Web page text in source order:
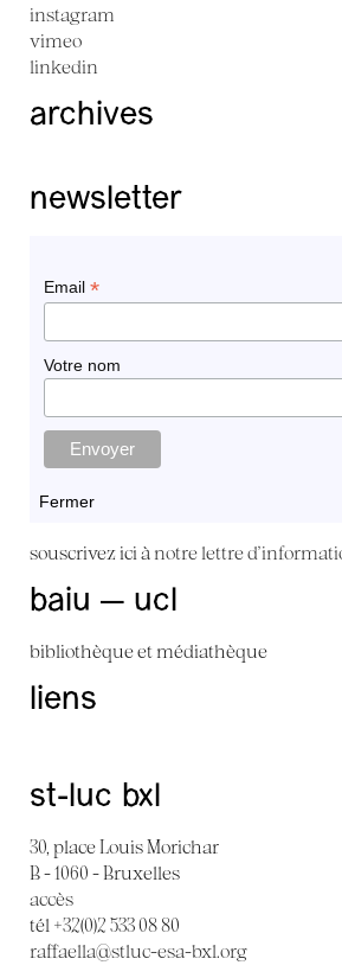
instagram
vimeo
linkedin
archives
newsletter
Email *
Votre nom
Fermer
souscrivez ici à notre lettre
baiu — ucl
bibliothèque et médiathèque
liens
st-luc bxl
30, place Louis Morichar
B - 1060 - Bruxelles
accès
tél +32(0)2 533 08 80
raffaella@stluc-esa-bxl.org